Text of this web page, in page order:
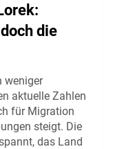
die
weniger
aktuelle Zahlen
für Migration
steigt. Die
das Land